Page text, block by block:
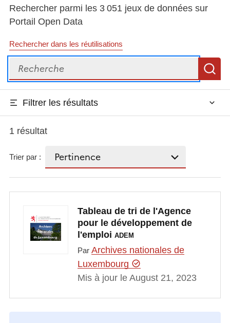
Rechercher parmi les 3 051 jeux de données sur
Portail Open Data
Rechercher dans les réutilisations
Recherche
Filtrer les résultats
1 résultat
Trier par :
Tableau de tri de l'Agence
pour le développement de
l'emploi ADEM
Par Archives nationales de
Luxembourg
Mis à jour le August 21, 2023